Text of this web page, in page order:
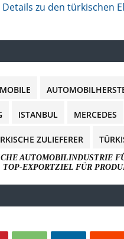
Details zu den türkischen
ISTANBUL MERCEDES
ZULIEFERER
AUTOMOBILINDUSTRIE
TOP-EXPORTZIEL FÜR